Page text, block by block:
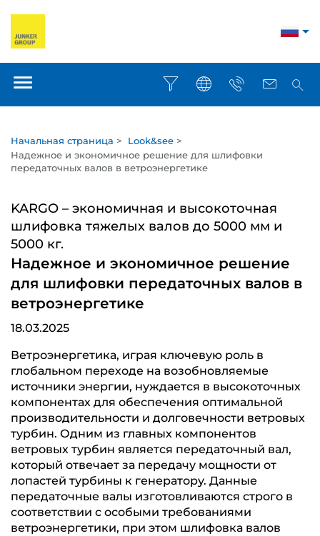
Начальная страница > Look&see >
Надежное и экономичное решение для шлифовки
передаточных валов в ветроэнергетике
KARGO – экономичная и высокоточная
шлифовка тяжелых валов до 5000 мм и
5000 кг.
Надежное и экономичное решение
для шлифовки передаточных валов в
ветроэнергетике
18.03.2025
Ветроэнергетика, играя ключевую роль в
глобальном переходе на возобновляемые
источники энергии, нуждается в высокоточных
компонентах для обеспечения оптимальной
производительности и долговечности ветровых
турбин. Одним из главных компонентов
ветровых турбин является передаточный вал,
который отвечает за передачу мощности от
лопастей турбины к генератору. Данные
передаточные валы изготoвливаются строго в
соответствии с особыми требованиями
ветроэнергетики, при этом шлифовка валов